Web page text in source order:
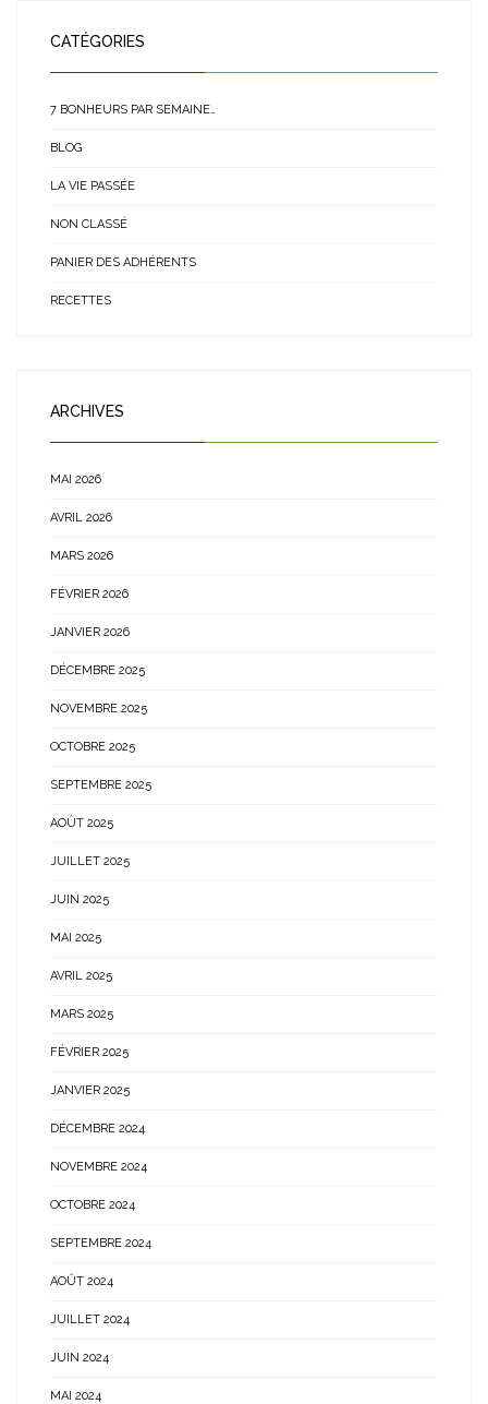
CATÉGORIES
7 BONHEURS PAR SEMAINE…
BLOG
LA VIE PASSÉE
NON CLASSÉ
PANIER DES ADHÉRENTS
RECETTES
ARCHIVES
MAI 2026
AVRIL 2026
MARS 2026
FÉVRIER 2026
JANVIER 2026
DÉCEMBRE 2025
NOVEMBRE 2025
OCTOBRE 2025
SEPTEMBRE 2025
AOÛT 2025
JUILLET 2025
JUIN 2025
MAI 2025
AVRIL 2025
MARS 2025
FÉVRIER 2025
JANVIER 2025
DÉCEMBRE 2024
NOVEMBRE 2024
OCTOBRE 2024
SEPTEMBRE 2024
AOÛT 2024
JUILLET 2024
JUIN 2024
MAI 2024